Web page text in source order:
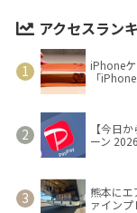
アクセスラン
iPhone
「
【今日
ーン
熊本にエ
ァインプ